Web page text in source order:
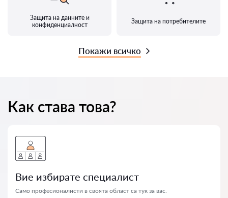
Защита на данните и
конфиденциалност
Защита на потребителите
Покажи всичко
Как става това?
Вие избирате специалист
Само професионалисти в своята област са тук за вас.